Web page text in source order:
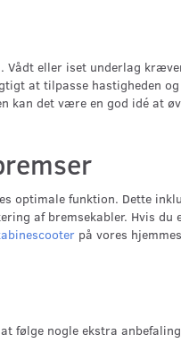
Vådt eller iset underlag
at tilpasse hastigheden
kan det være en god idé at
optimale funktion. Dette
af bremsekabler. Hvis du
på vores
følge nogle ekstra